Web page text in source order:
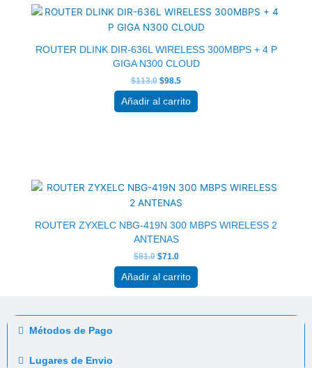
ROUTER DLINK DIR-636L WIRELESS 300MBPS + 4 P
GIGA N300 CLOUD
$113.0
original
era:
$113.0.
$98.5
actual
es:
$98.5.
Añadir al carrito
ROUTER ZYXELC NBG-419N 300 MBPS WIRELESS 2
ANTENAS
$81.0
original
era:
$81.0.
$71.0
actual
es:
$71.0.
Añadir al carrito
Métodos de Pago
Lugares de Envio